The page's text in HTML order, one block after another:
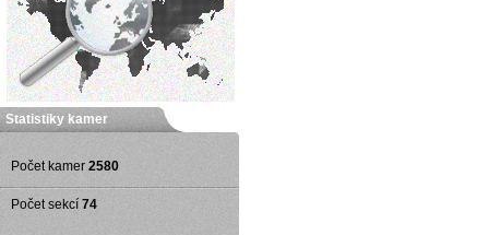
Statistiky kamer
Počet kamer 2580
Počet sekcí 74